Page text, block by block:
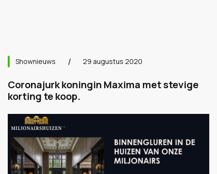
Shownieuws 29 augustus 2020
Coronajurk koningin Maxima met stevige
korting te koop.